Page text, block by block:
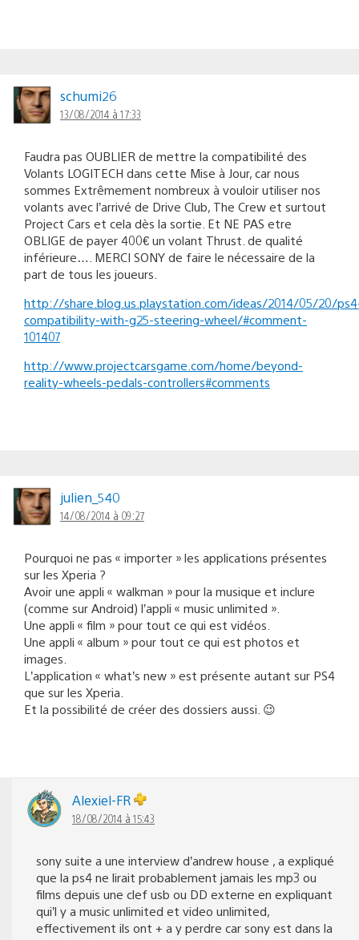
schumi26
13/08/2014 à 17:33
Faudra pas OUBLIER de mettre la compatibilité des
Volants LOGITECH dans cette Mise à Jour, car nous
sommes Extrêmement nombreux à vouloir utiliser nos
volants avec l’arrivé de Drive Club, The Crew et surtout
Project Cars et cela dès la sortie. Et NE PAS etre
OBLIGE de payer 400€ un volant Thrust. de qualité
inférieure…. MERCI SONY de faire le nécessaire de la
part de tous les joueurs.
http://share.blog.us.playstation.com/ideas/2014/05/20/
compatibility-with-g25-steering-wheel/#comment-
101407
http://www.projectcarsgame.com/home/beyond-
reality-wheels-pedals-controllers#comments
julien_540
14/08/2014 à 09:27
Pourquoi ne pas « importer » les applications présentes
sur les Xperia ?
Avoir une appli « walkman » pour la musique et inclure
(comme sur Android) l’appli « music unlimited ».
Une appli « film » pour tout ce qui est vidéos.
Une appli « album » pour tout ce qui est photos et
images.
L’application « what’s new » est présente autant sur PS4
que sur les Xperia.
Et la possibilité de créer des dossiers aussi. 😉
Alexiel-FR
18/08/2014 à 15:43
sony suite a une interview d’andrew house , a expliqué
que la ps4 ne lirait probablement jamais les mp3 ou
films depuis une clef usb ou DD externe en expliquant
qui’l y a music unlimited et video unlimited,
effectivement ils ont + a y perdre car sony est dans la